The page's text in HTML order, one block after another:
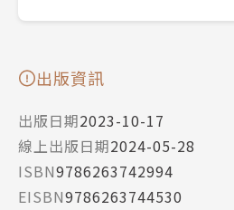
出版資訊
出版日期2023-10-17
線上出版日期2024-05-28
ISBN9786263742994
EISBN9786263744530